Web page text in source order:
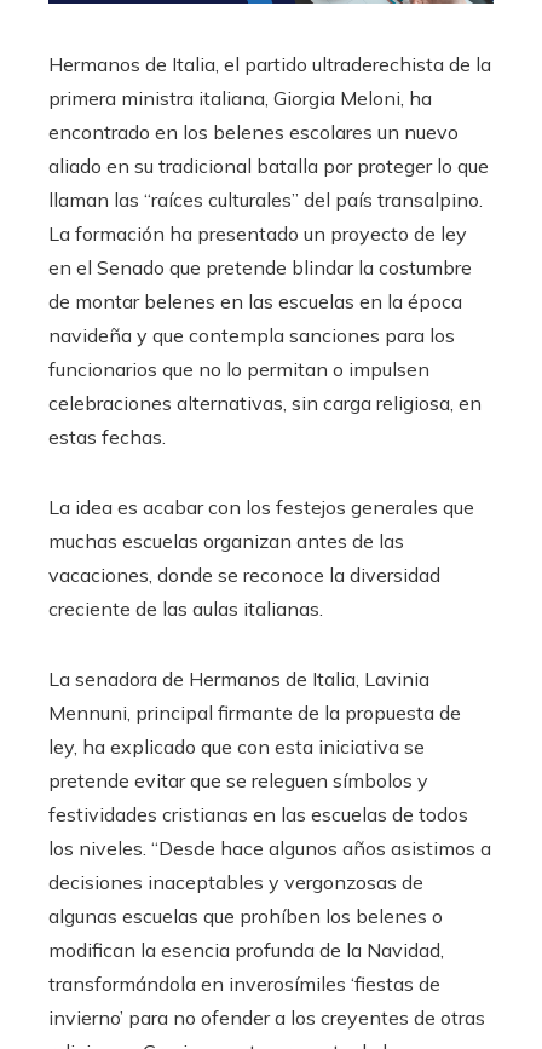
Hermanos de Italia, el partido ultraderechista de la
primera ministra italiana, Giorgia Meloni, ha
encontrado en los belenes escolares un nuevo
aliado en su tradicional batalla por proteger lo que
llaman las “raíces culturales” del país transalpino.
La formación ha presentado un proyecto de ley
en el Senado que pretende blindar la costumbre
de montar belenes en las escuelas en la época
navideña y que contempla sanciones para los
funcionarios que no lo permitan o impulsen
celebraciones alternativas, sin carga religiosa, en
estas fechas.
La idea es acabar con los festejos generales que
muchas escuelas organizan antes de las
vacaciones, donde se reconoce la diversidad
creciente de las aulas italianas.
La senadora de Hermanos de Italia, Lavinia
Mennuni, principal firmante de la propuesta de
ley, ha explicado que con esta iniciativa se
pretende evitar que se releguen símbolos y
festividades cristianas en las escuelas de todos
los niveles. “Desde hace algunos años asistimos a
decisiones inaceptables y vergonzosas de
algunas escuelas que prohíben los belenes o
modifican la esencia profunda de la Navidad,
transformándola en inverosímiles ‘fiestas de
invierno’ para no ofender a los creyentes de otras